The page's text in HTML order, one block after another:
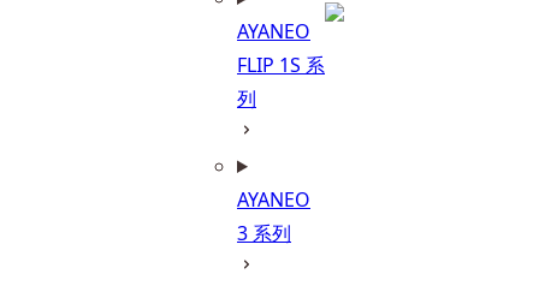
AYANEO
FLIP 1S 系
列
AYANEO
3 系列